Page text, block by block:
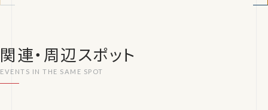
関連・周辺スポット